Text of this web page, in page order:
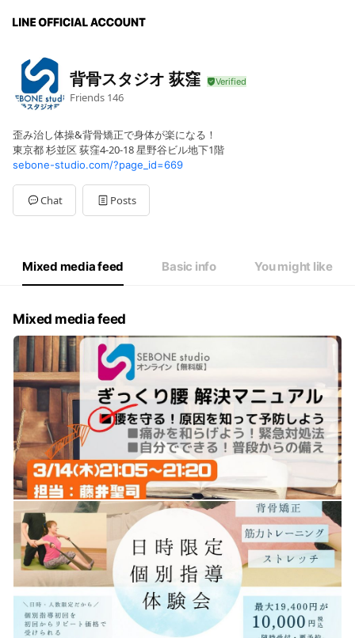
背骨スタジオ 荻窪
Friends 146
歪み治し体操&背骨矯正で身体が楽になる！
東京都 杉並区 荻窪4-20-18 星野谷ビル地下1階
sebone-studio.com/?page_id=669
Chat Posts
Mixed media feed Basic info You might like
Mixed media feed